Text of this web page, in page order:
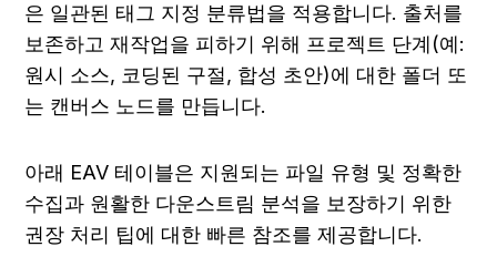
은 일관된 태그 지정 분류법을 적용합니다. 출처를
보존하고 재작업을 피하기 위해 프로젝트 단계(예:
원시 소스, 코딩된 구절, 합성 초안)에 대한 폴더 또
는 캔버스 노드를 만듭니다.
아래 EAV 테이블은 지원되는 파일 유형 및 정확한
수집과 원활한 다운스트림 분석을 보장하기 위한
권장 처리 팁에 대한 빠른 참조를 제공합니다.